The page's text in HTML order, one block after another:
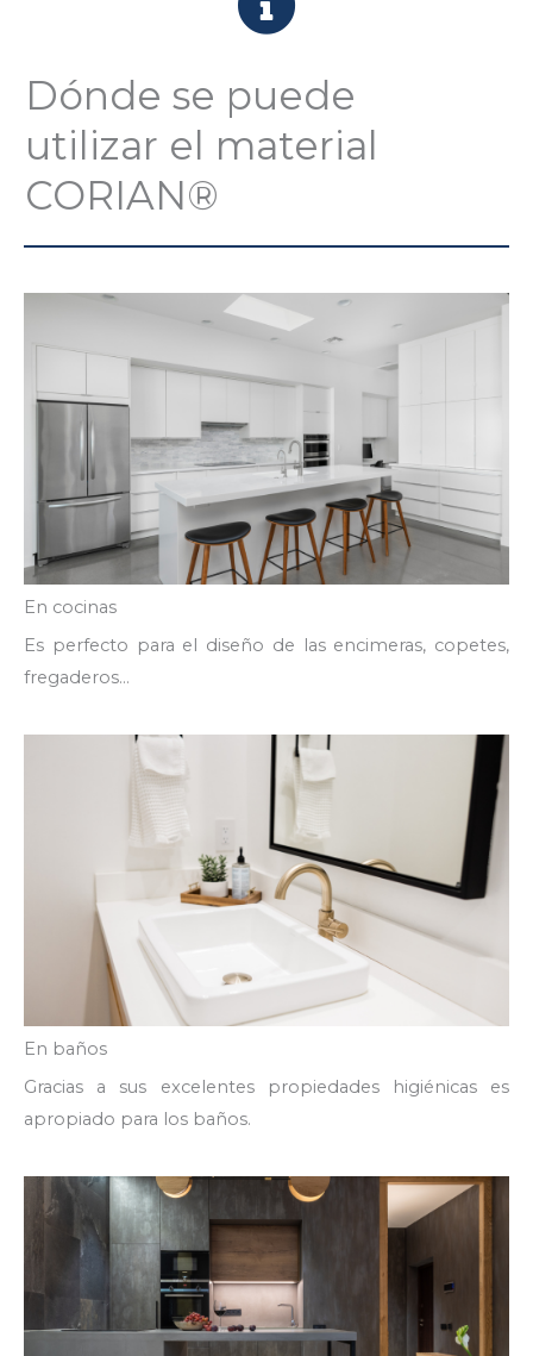
Dónde se puede
utilizar el material
CORIAN®
En cocinas
Es perfecto para el diseño de las encimeras, copetes,
fregaderos…
En baños
Gracias a sus excelentes propiedades higiénicas es
apropiado para los baños.